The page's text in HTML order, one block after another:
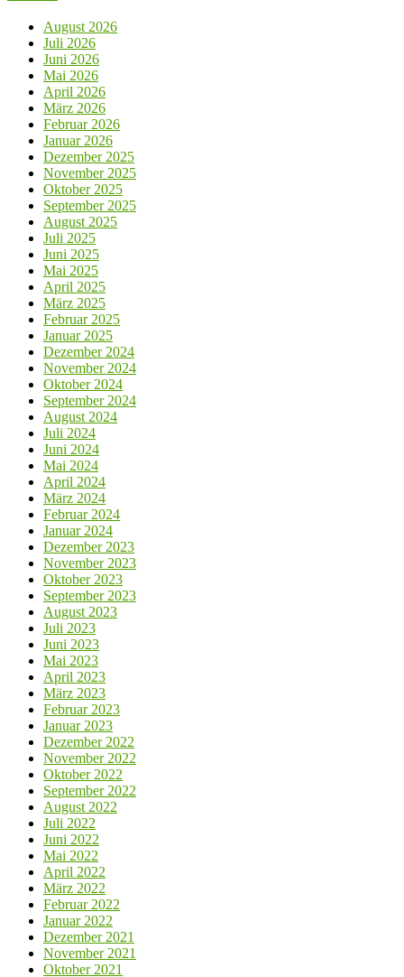
August 2026
Juli 2026
Juni 2026
Mai 2026
April 2026
März 2026
Februar 2026
Januar 2026
Dezember 2025
November 2025
Oktober 2025
September 2025
August 2025
Juli 2025
Juni 2025
Mai 2025
April 2025
März 2025
Februar 2025
Januar 2025
Dezember 2024
November 2024
Oktober 2024
September 2024
August 2024
Juli 2024
Juni 2024
Mai 2024
April 2024
März 2024
Februar 2024
Januar 2024
Dezember 2023
November 2023
Oktober 2023
September 2023
August 2023
Juli 2023
Juni 2023
Mai 2023
April 2023
März 2023
Februar 2023
Januar 2023
Dezember 2022
November 2022
Oktober 2022
September 2022
August 2022
Juli 2022
Juni 2022
Mai 2022
April 2022
März 2022
Februar 2022
Januar 2022
Dezember 2021
November 2021
Oktober 2021